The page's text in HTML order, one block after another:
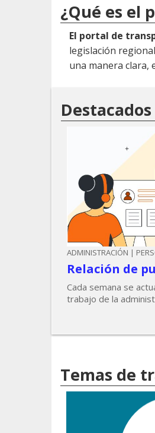
¿Qué es el
El portal de
legislación
una manera clara,
Destacados
ADMINISTRACIÓN |
Relación de
Cada semana se
trabajo de la
Temas de